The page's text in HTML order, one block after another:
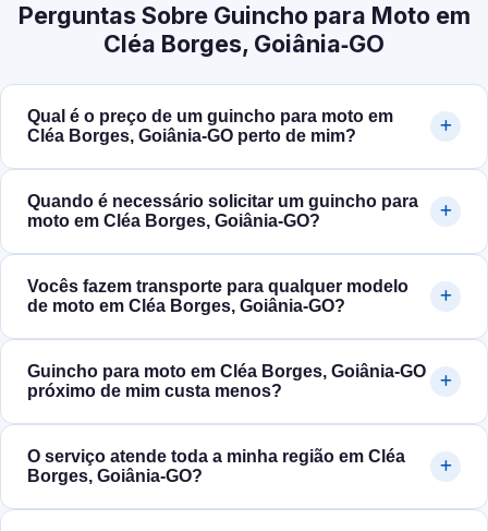
Perguntas Sobre Guincho para Moto em
Cléa Borges, Goiânia‑GO
Qual é o preço de um guincho para moto em
Cléa Borges, Goiânia‑GO perto de mim?
Quando é necessário solicitar um guincho para
moto em Cléa Borges, Goiânia‑GO?
Vocês fazem transporte para qualquer modelo
de moto em Cléa Borges, Goiânia‑GO?
Guincho para moto em Cléa Borges, Goiânia‑GO
próximo de mim custa menos?
O serviço atende toda a minha região em Cléa
Borges, Goiânia‑GO?